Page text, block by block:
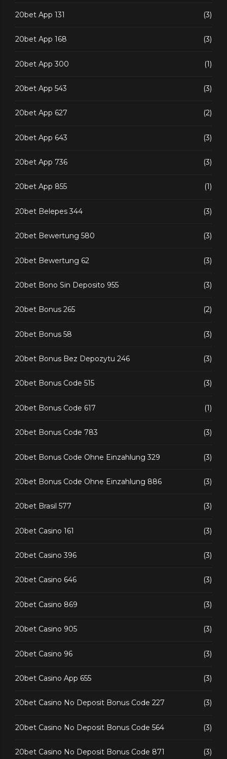
20bet App 131 (3)
20bet App 168 (3)
20bet App 300 (1)
20bet App 543 (3)
20bet App 627 (2)
20bet App 643 (3)
20bet App 736 (3)
20bet App 855 (1)
20bet Belepes 344 (3)
20bet Bewertung 580 (3)
20bet Bewertung 62 (3)
20bet Bono Sin Deposito 955 (3)
20bet Bonus 265 (2)
20bet Bonus 58 (3)
20bet Bonus Bez Depozytu 246 (3)
20bet Bonus Code 515 (3)
20bet Bonus Code 617 (1)
20bet Bonus Code 783 (3)
20bet Bonus Code Ohne Einzahlung 329 (3)
20bet Bonus Code Ohne Einzahlung 886 (3)
20bet Brasil 577 (3)
20bet Casino 161 (3)
20bet Casino 396 (3)
20bet Casino 646 (3)
20bet Casino 869 (3)
20bet Casino 905 (3)
20bet Casino 96 (3)
20bet Casino App 655 (3)
20bet Casino No Deposit Bonus Code 227 (3)
20bet Casino No Deposit Bonus Code 564 (3)
20bet Casino No Deposit Bonus Code 871 (3)